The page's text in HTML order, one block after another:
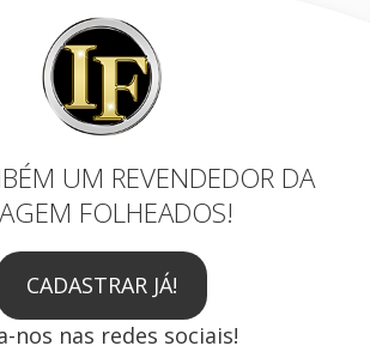
UM REVENDEDOR DA
FOLHEADOS!
CADASTRAR JÁ!
nos nas redes sociais!